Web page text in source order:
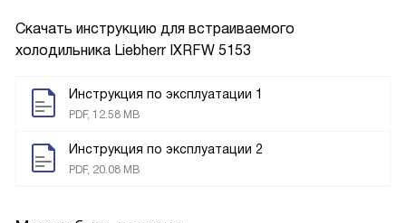
Скачать инструкцию для встраиваемого
холодильника Liebherr IXRFW 5153
Инструкция по эксплуатации 1
PDF, 12.58 MB
Инструкция по эксплуатации 2
PDF, 20.08 MB